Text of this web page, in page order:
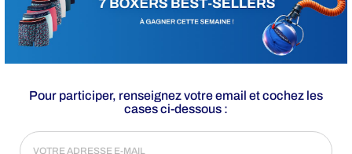
Pour participer, renseignez votre email etcochez les
cases ci-dessous :